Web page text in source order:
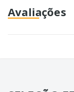
Avaliações